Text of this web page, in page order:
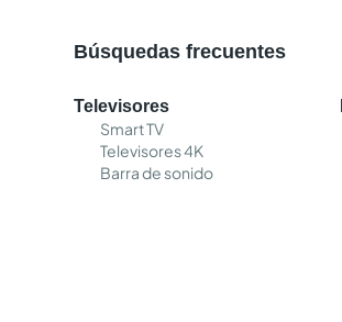
Búsquedas frecuentes
Televisores
Smart TV
Televisores 4K
Barra de sonido